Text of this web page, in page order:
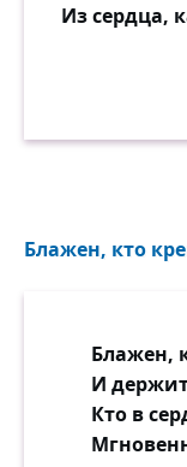
Из сердца,
Блажен, кто
Блажен,
И
Кто в